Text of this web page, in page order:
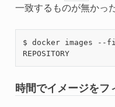
一致するものが無かっ
$ docker images
時間でイメージをフ